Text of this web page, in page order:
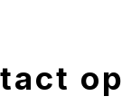
op